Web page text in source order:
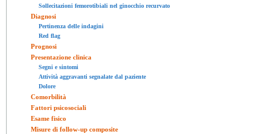
Sollecitazioni femorotibiali nel ginocchio recurvato
Diagnosi
Pertinenza delle indagini
Red flag
Prognosi
Presentazione clinica
Segni e sintomi
Attività aggravanti segnalate dal paziente
Dolore
Comorbilità
Fattori psicosociali
Esame fisico
Misure di follow-up composite